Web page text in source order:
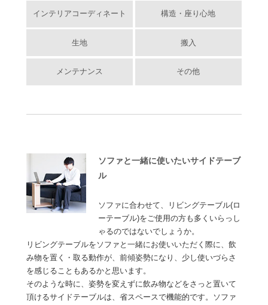
インテリアコーディネート 構造・座り心地
生地 搬入
メンテナンス その他
ソファと一緒に使いたいサイドテーブ
ル
ソファに合わせて、リビングテーブル(ロ
ーテーブル)をご使用の方も多くいらっし
ゃるのではないでしょうか。
リビングテーブルをソファと一緒にお使いいただく際に、飲
み物を置く・取る動作が、前傾姿勢になり、少し使いづらさ
を感じることもあるかと思います。
そのような時に、姿勢を変えずに飲み物などをさっと置いて
頂けるサイドテーブルは、省スペースで機能的です。ソファ